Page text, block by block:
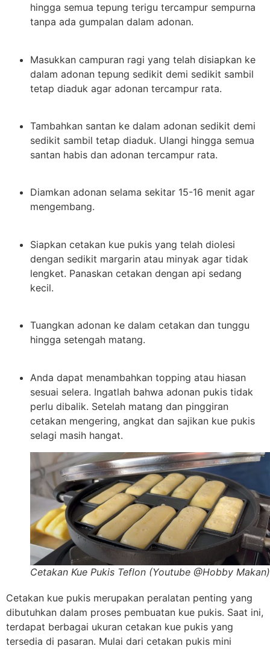
hingga semua tepung terigu tercampur sempurna
tanpa ada gumpalan dalam adonan.
Masukkan campuran ragi yang telah disiapkan ke
dalam adonan tepung sedikit demi sedikit sambil
tetap diaduk agar adonan tercampur rata.
Tambahkan santan ke dalam adonan sedikit demi
sedikit sambil tetap diaduk. Ulangi hingga semua
santan habis dan adonan tercampur rata.
Diamkan adonan selama sekitar 15-16 menit agar
mengembang.
Siapkan cetakan kue pukis yang telah diolesi
dengan sedikit margarin atau minyak agar tidak
lengket. Panaskan cetakan dengan api sedang
kecil.
Tuangkan adonan ke dalam cetakan dan tunggu
hingga setengah matang.
Anda dapat menambahkan topping atau hiasan
sesuai selera. Ingatlah bahwa adonan pukis tidak
perlu dibalik. Setelah matang dan pinggiran
cetakan mengering, angkat dan sajikan kue pukis
selagi masih hangat.
Cetakan Kue Pukis Teflon (Youtube @Hobby Makan)
Cetakan kue pukis merupakan peralatan penting yang
dibutuhkan dalam proses pembuatan kue pukis. Saat ini,
terdapat berbagai ukuran cetakan kue pukis yang
tersedia di pasaran. Mulai dari cetakan pukis mini